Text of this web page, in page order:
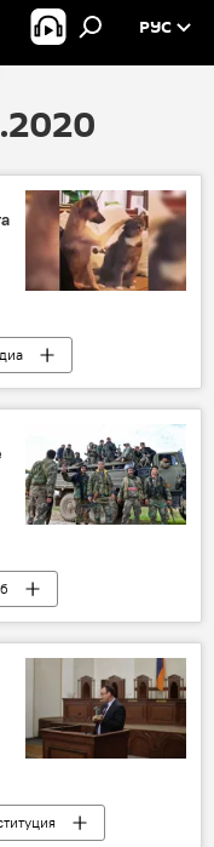
РУС